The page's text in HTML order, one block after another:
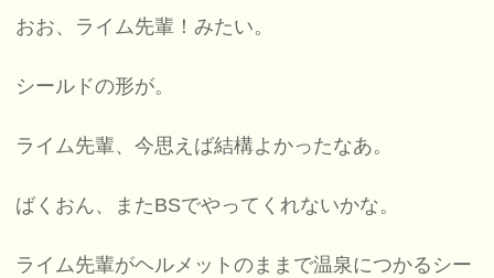
おお、ライム先輩！みたい。
シールドの形が。
ライム先輩、今思えば結構よかったなあ。
ばくおん、またBSでやってくれないかな。
ライム先輩がヘルメットのままで温泉につかるシー